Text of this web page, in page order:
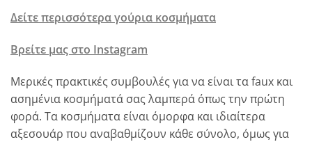
Δείτε περισσότερα γούρια κοσμήματα
Βρείτε μας στο Instagram
Μερικές πρακτικές συμβουλές για να είναι τα faux και
ασημένια κοσμήματά σας λαμπερά όπως την πρώτη
φορά. Τα κοσμήματα είναι όμορφα και ιδιαίτερα
αξεσουάρ που αναβαθμίζουν κάθε σύνολο, όμως για